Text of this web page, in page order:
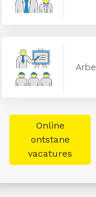
Online
ontstane
vacatures